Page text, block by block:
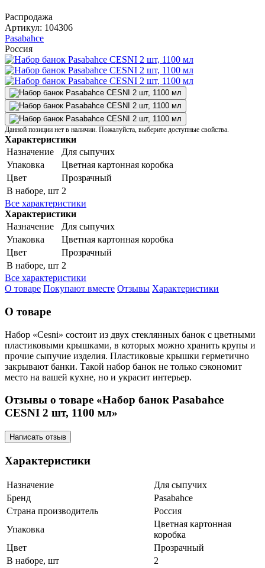
Распродажа
Артикул: 104306
Pasabahce
Россия
Данной позиции нет в наличии. Пожалуйста, выберите доступные свойства.
Характеристики
Назначение
Для сыпучих
Упаковка
Цветная картонная коробка
Цвет
Прозрачный
В наборе, шт 2
Все характеристики
Характеристики
Назначение
Для сыпучих
Упаковка
Цветная картонная коробка
Цвет
Прозрачный
В наборе, шт 2
Все характеристики
О товаре Покупают вместе Отзывы Характеристики
О товаре
Набор «Cesni» состоит из двух стеклянных банок с цветными
пластиковыми крышками, в которых можно хранить крупы и
прочие сыпучие изделия. Пластиковые крышки герметично
закрывают банки. Такой набор банок не только сэкономит
место на вашей кухне, но и украсит интерьер.
Отзывы о товаре «Набор банок Pasabahce
CESNI 2 шт, 1100 мл»
Написать отзыв
Характеристики
Назначение
Для сыпучих
Бренд
Pasabahce
Страна производитель
Россия
Упаковка
Цветная картонная
коробка
Цвет
Прозрачный
В наборе, шт
2